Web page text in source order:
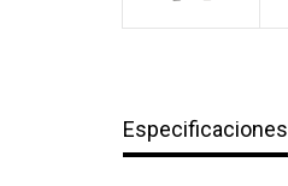
Especificaciones